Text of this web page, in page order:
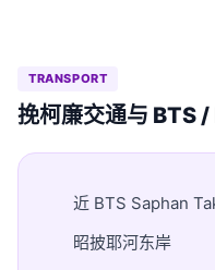
TRANSPORT
挽柯廉交通与 BTS /
近 BTS Saphan
昭披耶河东岸